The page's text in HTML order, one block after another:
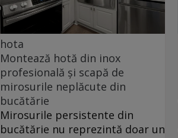
hota
Montează hotă din inox
profesională și scapă de
mirosurile neplăcute din
bucătărie
Mirosurile persistente din
bucătărie nu reprezintă doar un